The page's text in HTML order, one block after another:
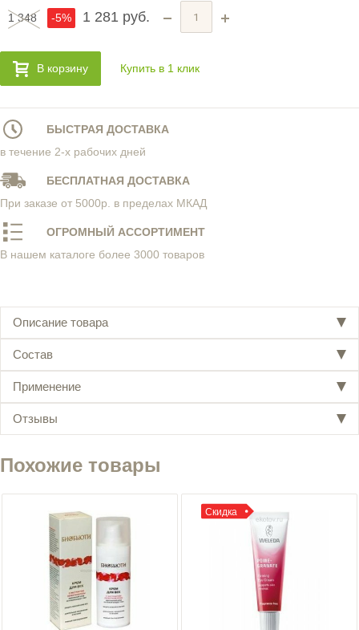
1 348 -5% 1 281 руб.
В корзину Купить в 1 клик
БЫСТРАЯ ДОСТАВКА
в течение 2-х рабочих дней
БЕСПЛАТНАЯ ДОСТАВКА
При заказе от 5000р. в пределах МКАД
ОГРОМНЫЙ АССОРТИМЕНТ
В нашем каталоге более 3000 товаров
Описание товара
Состав
Применение
Отзывы
Похожие товары
Скидка